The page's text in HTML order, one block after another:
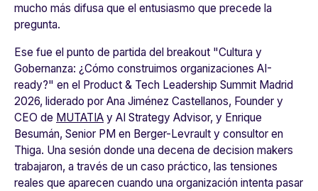
mucho más difusa que el entusiasmo que precede la
pregunta.
Ese fue el punto de partida del breakout "Cultura y
Gobernanza: ¿Cómo construimos organizaciones AI-
ready?" en el Product & Tech Leadership Summit Madrid
2026, liderado por Ana Jiménez Castellanos, Founder y
CEO de MUTATIA y AI Strategy Advisor, y Enrique
Besumán, Senior PM en Berger-Levrault y consultor en
Thiga. Una sesión donde una decena de decision makers
trabajaron, a través de un caso práctico, las tensiones
reales que aparecen cuando una organización intenta pasar